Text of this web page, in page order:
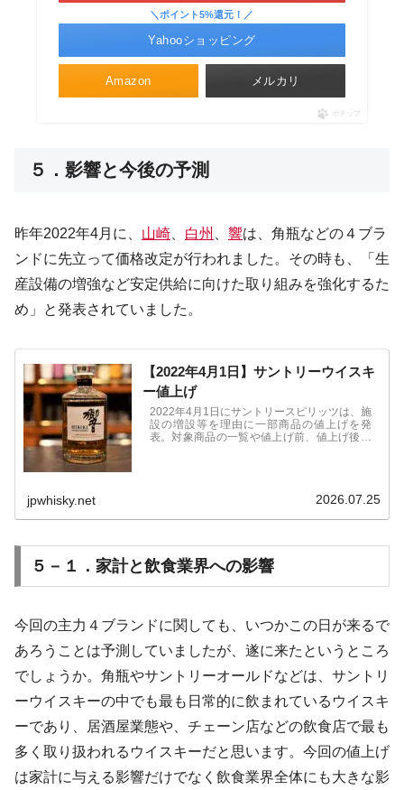
Amazon
＼ポイント5%還元！／
Yahooショッピング
メルカリ
ポチップ
５．影響と今後の予測
昨年2022年4月に、 山崎 白州 響は、角瓶などの４ブラ
ンドに先立って価格改定が行われました。その時も、「生
産設備の増強など安定供給に向けた取り組みを強化するた
め」と発表されていました。
【2022年4月1日】サントリーウイスキ
ー値上げ
2022年4月1日にサントリースピリッツは、施
設の増設等を理由に一部商品の値上げを発
表。対象商品の一覧や値上げ前、値上げ後の
jpwhisky.net 2026.07.25
５－１．家計と飲食業界への影響
今回の主力４ブランドに関しても、いつかこの日が来るで
あろうことは予測していましたが、遂に来たというところ
でしょうか。角瓶やサントリーオールドなどは、サントリ
ーウイスキーの中でも最も日常的に飲まれているウイスキ
ーであり、居酒屋業態や、チェーン店などの飲食店で最も
多く取り扱われるウイスキーだと思います。今回の値上げ
は家計に与える影響だけでなく飲食業界全体にも大きな影